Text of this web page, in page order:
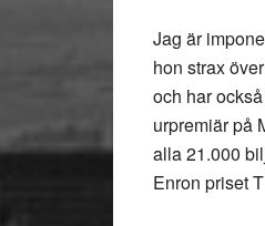
Jag är
hon strax
och har
urpremiär på
alla 21.000
Enron priset